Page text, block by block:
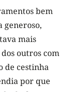
bem
generoso,
mais
outros com
de cestinha
por que